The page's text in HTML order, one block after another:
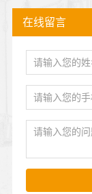
在线留言